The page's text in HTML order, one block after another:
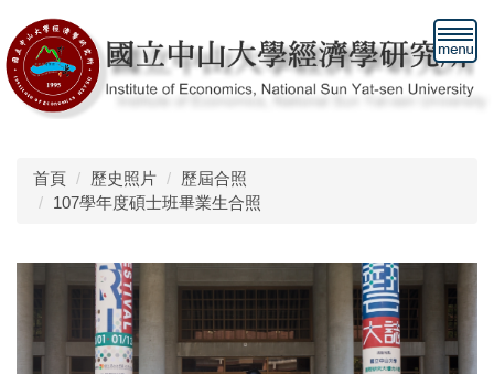
到
主
要
首頁
歷史照片
歷屆合照
107學年度碩士班畢業生合照